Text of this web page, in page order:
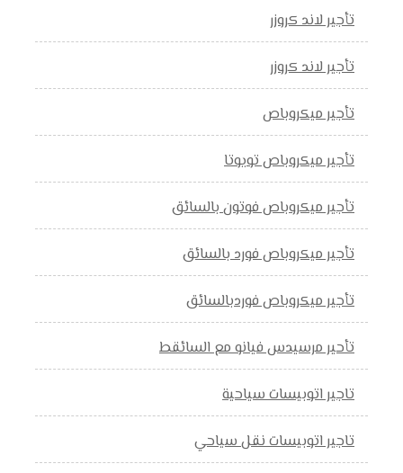
تأجير لاند كروزر
تأجير لاند كروزر
تأجير ميكروباص
تأجير ميكروباص تويوتا
تأجير ميكروباص فوتون بالسائق
تأجير ميكروباص فورد بالسائق
تأجير ميكروباص فوردبالسائق
تأحير مرسيدس فيانو مع السائقط
تاجير اتوبيسات سياحية
تاجير اتوبيسات نقل سياحي